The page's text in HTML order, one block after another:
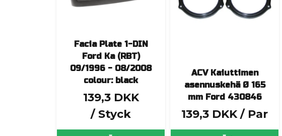
Facia Plate 1-DIN
Ford Ka (RBT)
09/1996 - 08/2008
colour: black
139,3 DKK
/ Styck
ACV Kaiuttimen
asennuskehä Ø 165
mm Ford 430846
139,3 DKK / Par